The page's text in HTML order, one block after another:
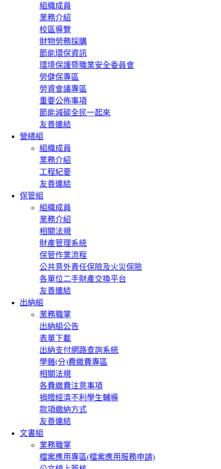
組織成員
業務介紹
校區導覽
財物勞務採購
節能環保資訊
環境保護暨職業安全委員會
勞健保專區
勞資會議專區
重要公佈事項
節能減碳全民一起來
友善連結
營繕組
組織成員
業務介紹
工程紀要
友善連結
保管組
組織成員
業務介紹
相關法規
財產管理系統
保管作業流程
公共意外責任保險及火災保險
各單位二手財產交換平台
友善連結
出納組
業務職掌
出納組公告
表單下載
出納支付網路查詢系統
學雜(分)費繳費專區
相關法規
各費繳費注意事項
捐贈經濟不利學生輔導
款項繳納方式
友善連結
文書組
業務職掌
檔案應用專區(檔案應用服務申請)